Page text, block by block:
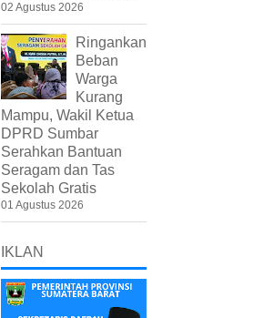
02 Agustus 2026
Ringankan
Beban
Warga
Kurang
Mampu, Wakil Ketua
DPRD Sumbar
Serahkan Bantuan
Seragam dan Tas
Sekolah Gratis
01 Agustus 2026
IKLAN